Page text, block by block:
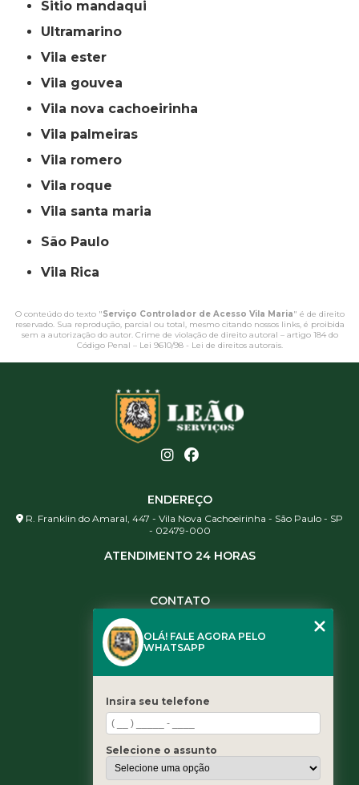
sitio mandaqui
ultramarino
vila ester
vila gouvea
vila nova cachoeirinha
vila palmeiras
vila romero
vila roque
vila santa maria
São Paulo
Vila Rica
O conteúdo do texto "Serviço Controlador de Acesso Vila Maria" é de direito
reservado. Sua reprodução, parcial ou total, mesmo citando nossos links, é proibida
sem a autorização do autor. Crime de violação de direito autoral – artigo 184 do
Código Penal – Lei 9610/98 - Lei de direitos autorais.
ENDEREÇO
R. Franklin do Amaral, 447 - Vila Nova Cachoeirinha - São Paulo - SP
- 02479-000
ATENDIMENTO 24 HORAS
CONTATO
(11) 3461-5871
contato@leaoservicos.com.br
Quem somos
Serviços
OLÁ! FALE AGORA PELO
WHATSAPP
Insira seu telefone
Selecione o assunto